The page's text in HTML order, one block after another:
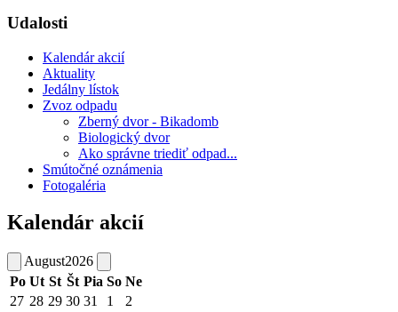
Udalosti
Kalendár akcií
Aktuality
Jedálny lístok
Zvoz odpadu
Zberný dvor - Bikadomb
Biologický dvor
Ako správne triediť odpad...
Smútočné oznámenia
Fotogaléria
Kalendár akcií
August2026
Po Ut St Št Pia So Ne
27 28 29 30 31 1
2